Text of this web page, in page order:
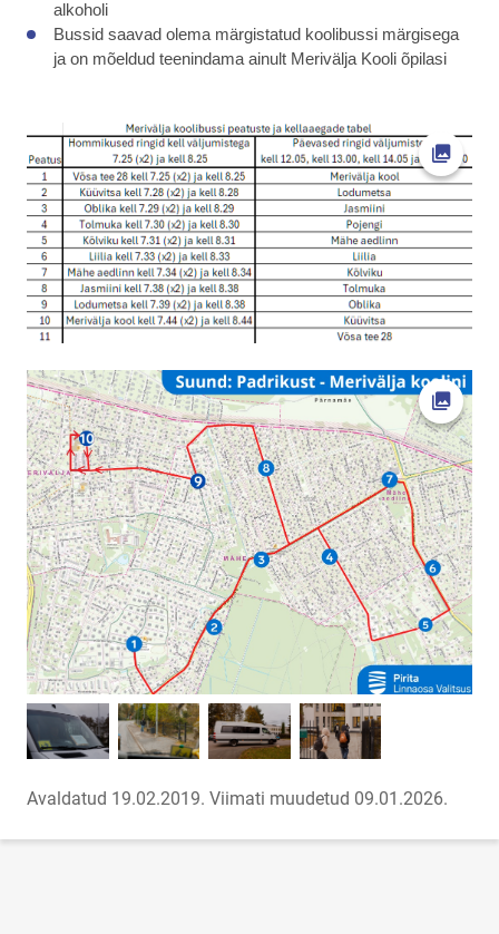
alkoholi
Bussid saavad olema märgistatud koolibussi märgisega
ja on mõeldud teenindama ainult Merivälja Kooli õpilasi
Ava
Ava
Avaldatud 19.02.2019. Viimati muudetud 09.01.2026.